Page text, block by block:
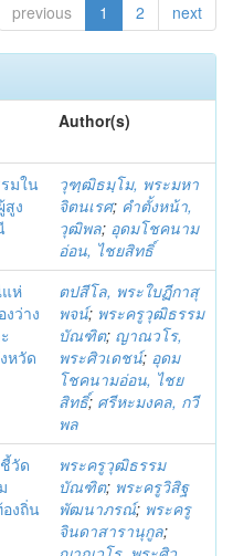
previous 1 2 next
Author(s)
มใน
สูง
วุฑฺฒิธมฺโม, พระมหา
จิตนเรศ; คำตั้งหน้า,
วุฒิพล; อุดมโชคนาม
อ่อน, ไชยสิทธิ์
ห่
ว่าง
หวัด
ตปสีโล, พระใบฏีกาสุ
พจน์; พระครูวุฒิธรรม
บัณฑิต; ญาณวโร,
พระศิวเดชน์; อุดม
โชคนามอ่อน, ไชย
สิทธิ์; ศรีหะมงคล, กวี
พล
วัด
งถิ่น
พระครูวุฒิธรรม
บัณฑิต; พระครูวิสิฐ
พัฒนาภรณ์; พระครู
จินดาสารานุกูล;